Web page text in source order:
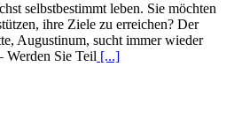
selbstbestimmt leben. Sie möchten
ihre Ziele zu erreichen? Der
Augustinum, sucht immer wieder
Werden Sie Teil [...]